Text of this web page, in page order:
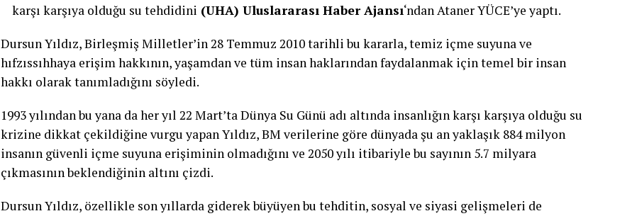
karşı karşıya olduğu su tehdidini (UHA) Uluslararası Haber Ajansı‘ndan Ataner YÜCE’ye yaptı.
Dursun Yıldız, Birleşmiş Milletler’in 28 Temmuz 2010 tarihli bu kararla, temiz içme suyuna ve
hıfzıssıhhaya erişim hakkının, yaşamdan ve tüm insan haklarından faydalanmak için temel bir insan
hakkı olarak tanımladığını söyledi.
1993 yılından bu yana da her yıl 22 Mart’ta Dünya Su Günü adı altında insanlığın karşı karşıya olduğu su
krizine dikkat çekildiğine vurgu yapan Yıldız, BM verilerine göre dünyada şu an yaklaşık 884 milyon
insanın güvenli içme suyuna erişiminin olmadığını ve 2050 yılı itibariyle bu sayının 5.7 milyara
çıkmasının beklendiğinin altını çizdi.
Dursun Yıldız, özellikle son yıllarda giderek büyüyen bu tehditin, sosyal ve siyasi gelişmeleri de